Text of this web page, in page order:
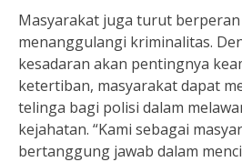
Masyarakat juga turut berperan
menanggulangi kriminalitas.
kesadaran akan pentingnya
ketertiban, masyarakat dapat
telinga bagi polisi dalam
kejahatan. “Kami sebagai
bertanggung jawab dalam